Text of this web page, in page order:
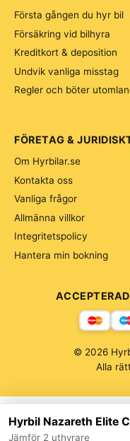
Hyrbil Nazareth Elite
Jämför 2 uthyrare
Första gången du hyr bil
Försäkring vid bilhyra
Kreditkort & deposition
Undvik vanliga misstag
Regler och böter
FÖRETAG &
Om Hyrbilar.se
Kontakta oss
Vanliga frågor
Allmänna villkor
Integritetspolicy
Hantera min bokning
© 2026
Alla